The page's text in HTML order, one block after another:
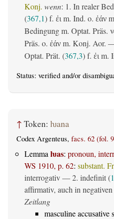
Konj. wenn: 1. In realer
(367,1) f. ἐι m. Ind. o. ἐάν
Bedingung m. Optat. Präs.
Präs. o. ἐάν m. Konj. Aor.
Optat. Prät. (367,3) f. ἐι m.
Status: verified and/or
↑ Token: ƕana
Codex Argenteus, facs. 62 (fol.
Lemma ƕas: pronoun,
WS 1910, p. 62: substant.
interrogativ— 2. indefinit(
affirmativ, auch in
Zeitlang
masculine accusative